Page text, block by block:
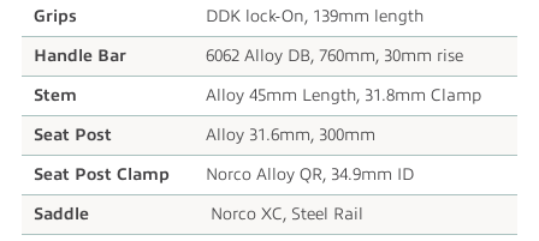
Grips DDK lock-On, 139mm length
Handle Bar 6062 Alloy DB, 760mm, 30mm rise
Stem Alloy 45mm Length, 31.8mm Clamp
Seat Post Alloy 31.6mm, 300mm
Seat Post Clamp Norco Alloy QR, 34.9mm ID
Saddle Norco XC, Steel Rail